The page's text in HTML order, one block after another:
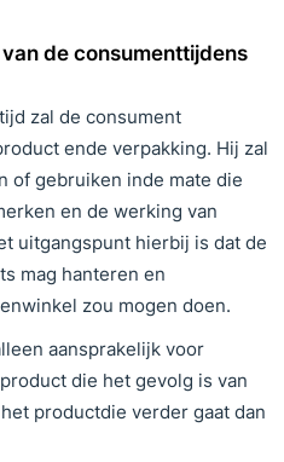
de consumenttijdens
zal de consument
ende verpakking. Hij zal
of gebruiken inde mate die
en de werking van
uitgangspunt hierbij is dat de
mag hanteren en
zou mogen doen.
aansprakelijk voor
die het gevolg is van
productdie verder gaat dan